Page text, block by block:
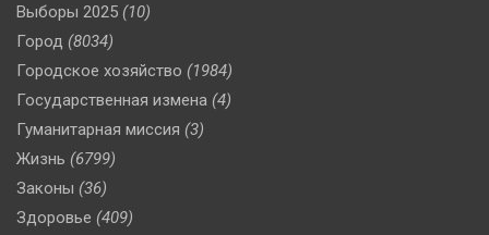
Выборы 2025 (10)
Город (8034)
Городское хозяйство (1984)
Государственная измена (4)
Гуманитарная миссия (3)
Жизнь (6799)
Законы (36)
Здоровье (409)